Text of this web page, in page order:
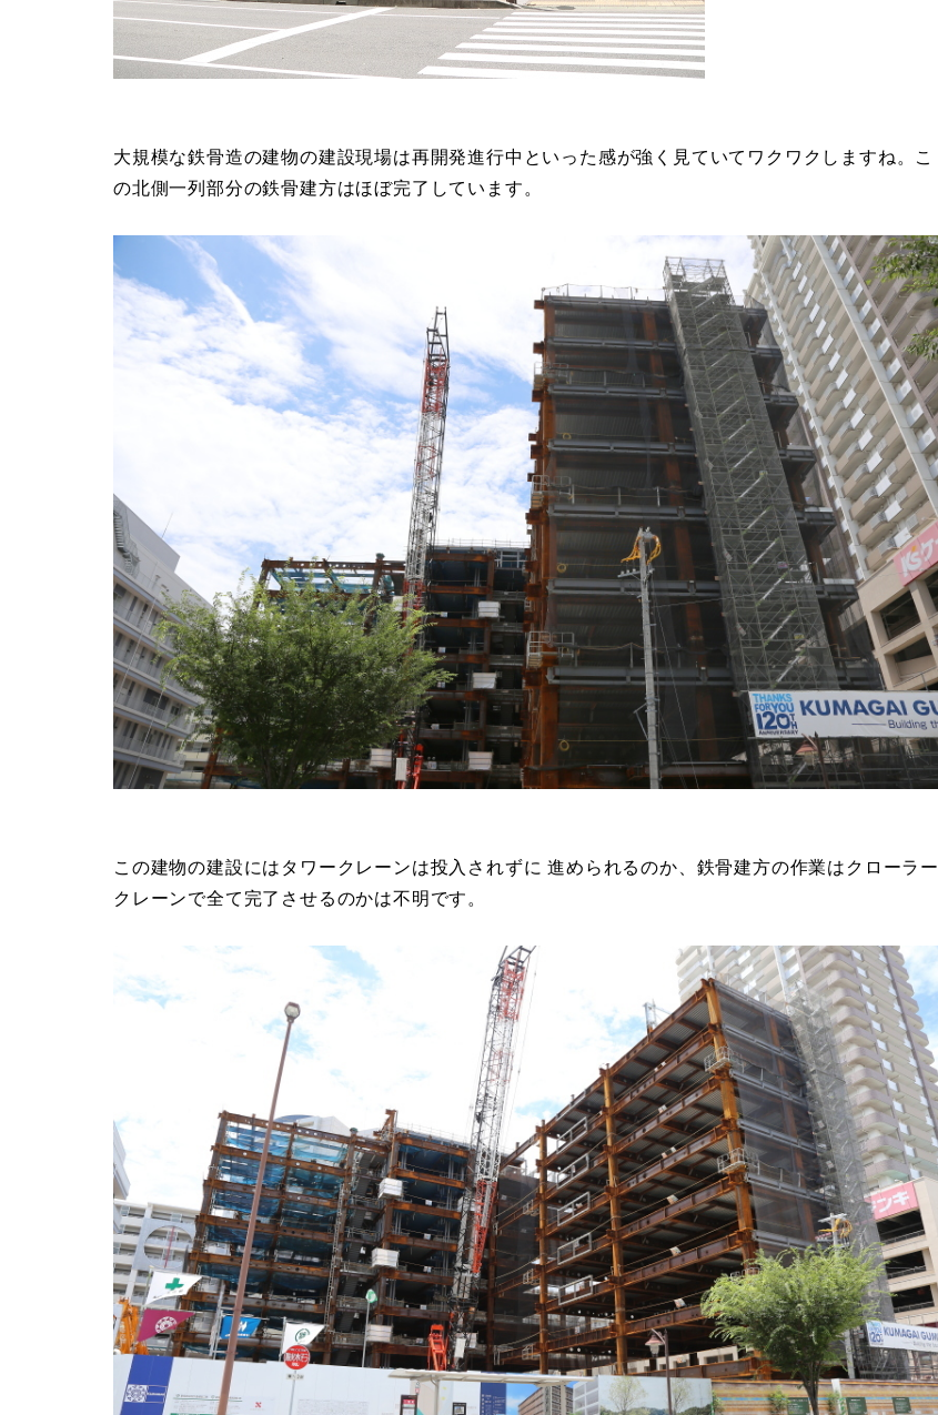
大規模な鉄骨造の建物の建設現場は再開発進行中といった感が強く見ていてワクワクしますね。こ
の北側一列部分の鉄骨建方はほぼ完了しています。
この建物の建設にはタワークレーンは投入されずに 進められるのか、鉄骨建方の作業はクローラー
クレーンで全て完了させるのかは不明です。